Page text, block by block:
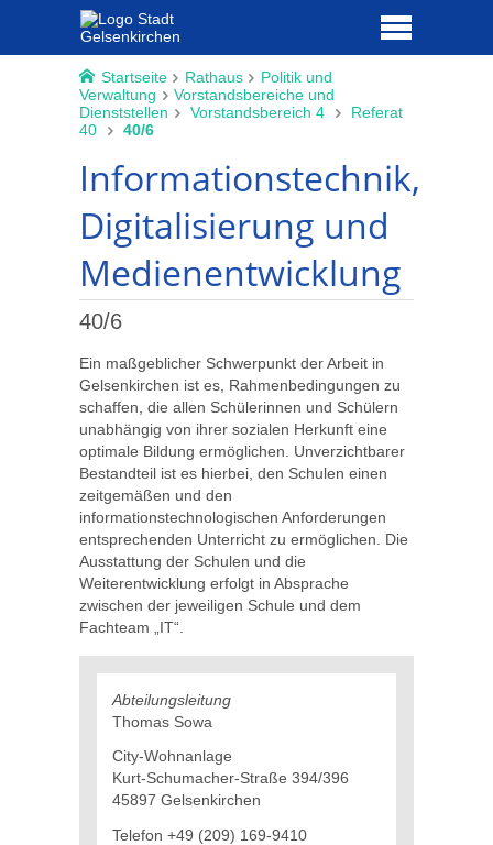
Startseite Rathaus
Politik und
Verwaltung
Vorstandsbereiche und
Dienststellen
Vorstandsbereich 4
Referat
40
40/6
Informationstechnik,
Digitalisierung und
Medienentwicklung
40/6
Ein maßgeblicher Schwerpunkt der Arbeit in
Gelsenkirchen ist es, Rahmenbedingungen zu
schaffen, die allen Schülerinnen und Schülern
unabhängig von ihrer sozialen Herkunft eine
optimale Bildung ermöglichen. Unverzichtbarer
Bestandteil ist es hierbei, den Schulen einen
zeitgemäßen und den
informationstechnologischen Anforderungen
entsprechenden Unterricht zu ermöglichen. Die
Ausstattung der Schulen und die
Weiterentwicklung erfolgt in Absprache
zwischen der jeweiligen Schule und dem
Fachteam „IT“.
Abteilungsleitung
Thomas Sowa
City-Wohnanlage
Kurt-Schumacher-Straße 394/396
45897 Gelsenkirchen
Telefon +49 (209) 169-9410